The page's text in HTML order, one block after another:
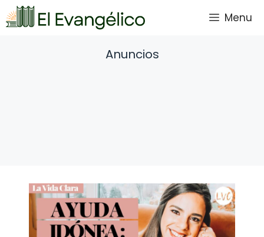
Saltar
al
Menu
Anuncios